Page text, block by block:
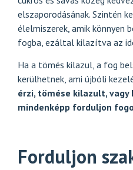
elszaporodásának. Szintén
élelmiszerek, amik könnyen
fogba, ezáltal kilazítva az
Ha a tömés kilazul, a fog
kerülhetnek, ami újbóli
érzi, tömése kilazult,
mindenképp forduljon
Forduljon